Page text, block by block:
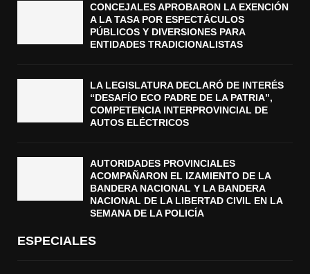
CONCEJALES APROBARON LA EXENCIÓN
A LA TASA POR ESPECTÁCULOS
PÚBLICOS Y DIVERSIONES PARA
ENTIDADES TRADICIONALISTAS
LA LEGISLATURA DECLARÓ DE INTERÉS
“DESAFÍO ECO PADRE DE LA PATRIA”,
COMPETENCIA INTERPROVINCIAL DE
AUTOS ELÉCTRICOS
AUTORIDADES PROVINCIALES
ACOMPAÑARON EL IZAMIENTO DE LA
BANDERA NACIONAL Y LA BANDERA
NACIONAL DE LA LIBERTAD CIVIL EN LA
SEMANA DE LA POLICÍA
ESPECIALES